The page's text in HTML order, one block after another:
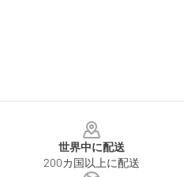
世界中に配送
200カ国以上に配送